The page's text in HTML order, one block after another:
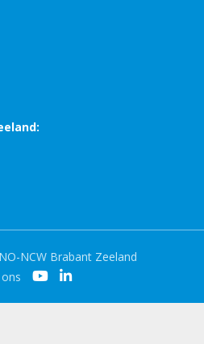
NCW Brabant Zeeland